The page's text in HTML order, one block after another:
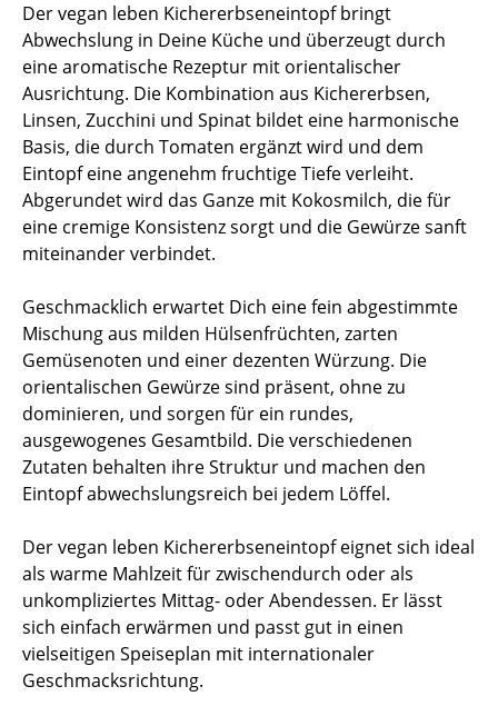
Der vegan leben Kichererbseneintopf bringt
Abwechslung in Deine Küche und überzeugt durch
eine aromatische Rezeptur mit orientalischer
Ausrichtung. Die Kombination aus Kichererbsen,
Linsen, Zucchini und Spinat bildet eine harmonische
Basis, die durch Tomaten ergänzt wird und dem
Eintopf eine angenehm fruchtige Tiefe verleiht.
Abgerundet wird das Ganze mit Kokosmilch, die für
eine cremige Konsistenz sorgt und die Gewürze sanft
miteinander verbindet.
Geschmacklich erwartet Dich eine fein abgestimmte
Mischung aus milden Hülsenfrüchten, zarten
Gemüsenoten und einer dezenten Würzung. Die
orientalischen Gewürze sind präsent, ohne zu
dominieren, und sorgen für ein rundes,
ausgewogenes Gesamtbild. Die verschiedenen
Zutaten behalten ihre Struktur und machen den
Eintopf abwechslungsreich bei jedem Löffel.
Der vegan leben Kichererbseneintopf eignet sich ideal
als warme Mahlzeit für zwischendurch oder als
unkompliziertes Mittag- oder Abendessen. Er lässt
sich einfach erwärmen und passt gut in einen
vielseitigen Speiseplan mit internationaler
Geschmacksrichtung.